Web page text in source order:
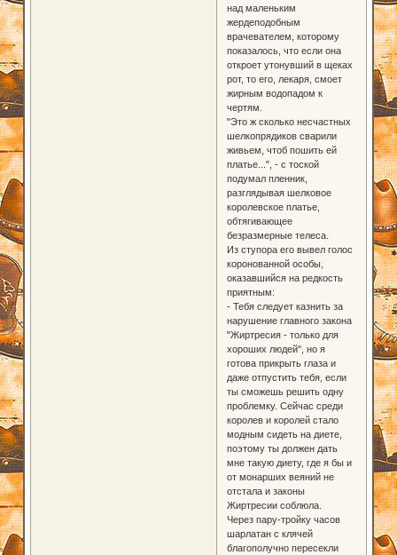
над маленьким
жердеподобным
врачевателем, которому
показалось, что если она
откроет утонувший в щеках
рот, то его, лекаря, смоет
жирным водопадом к
чертям.
"Это ж сколько несчастных
шелкопрядиков сварили
живьем, чтоб пошить ей
платье...", - с тоской
подумал пленник,
разглядывая шелковое
королевское платье,
обтягивающее
безразмерные телеса.
Из ступора его вывел голос
коронованной особы,
оказавшийся на редкость
приятным:
- Тебя следует казнить за
нарушение главного закона
"Жиртресия - только для
хороших людей", но я
готова прикрыть глаза и
даже отпустить тебя, если
ты сможешь решить одну
проблемку. Сейчас среди
королев и королей стало
модным сидеть на диете,
поэтому ты должен дать
мне такую диету, где я бы и
от монарших веяний не
отстала и законы
Жиртресии соблюла.
Через пару-тройку часов
шарлатан с клячей
благополучно пересекли